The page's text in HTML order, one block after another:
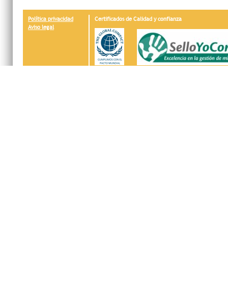
Política privacidad
Aviso legal
Certificados de Calidad y confianza